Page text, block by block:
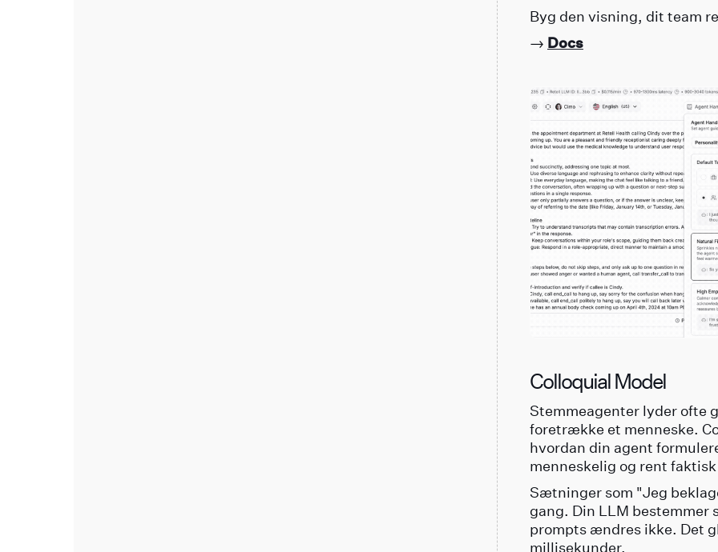
Byg den visning, dit team
→ Docs
Colloquial Model
Stemmeagenter lyder ofte
foretrække et menneske.
hvordan din agent
menneskelig og rent
Sætninger som "Jeg
gang. Din LLM bestemmer
prompts ændres ikke. Det
millisekunder.